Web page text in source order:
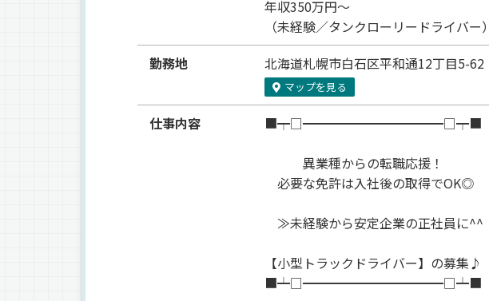
年収350万円～
（未経験／タンクローリードライバー）
勤務地
北海道札幌市白石区平和通12丁目5-62
マップを見る
仕事内容 ■┯□━━━━━━━━━━━□┯■
異業種からの転職応援！
必要な免許は入社後の取得でOK◎
≫未経験から安定企業の正社員に^^
【小型トラックドライバー】の募集♪
■┷□━━━━━━━━━━━□┷■